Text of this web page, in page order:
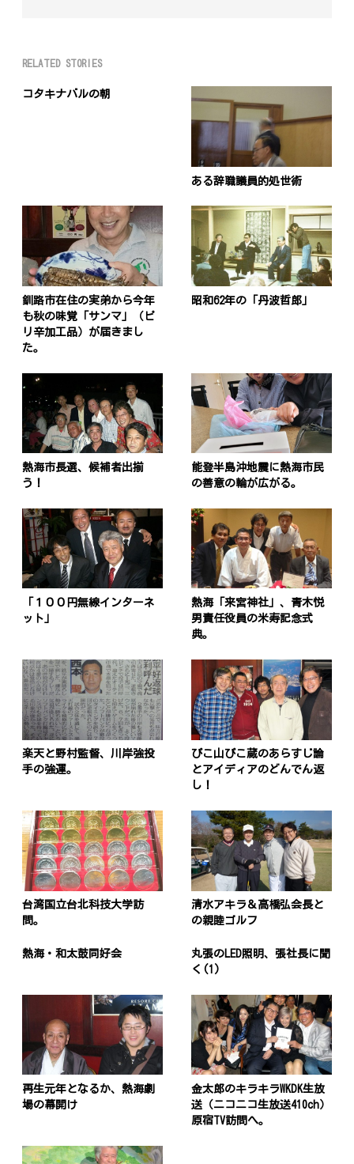
RELATED STORIES
コタキナバルの朝
ある辞職議員的処世術
釧路市在住の実弟から今年
も秋の味覚「サンマ」（ピ
リ辛加工品）が届きまし
た。
昭和62年の「丹波哲郎」
熱海市長選、候補者出揃
う！
能登半島沖地震に熱海市民
の善意の輪が広がる。
「１００円無線インターネ
ット」
熱海「来宮神社」、青木悦
男責任役員の米寿記念式
典。
楽天と野村監督、川岸強投
手の強運。
ぴこ山ぴこ蔵のあらすじ論
とアイディアのどんでん返
し！
台湾国立台北科技大学訪
問。
清水アキラ＆高橋弘会長と
の親睦ゴルフ
熱海・和太鼓同好会
丸張のLED照明、張社長に聞
く(1)
再生元年となるか、熱海劇
場の幕開け
金太郎のキラキラWKDK生放
送（ニコニコ生放送410ch）
原宿TV訪問へ。